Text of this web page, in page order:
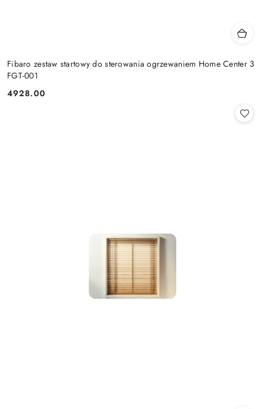
Fibaro zestaw startowy do sterowania ogrzewaniem Home Center 3
FGT-001
Cena:
4928.00